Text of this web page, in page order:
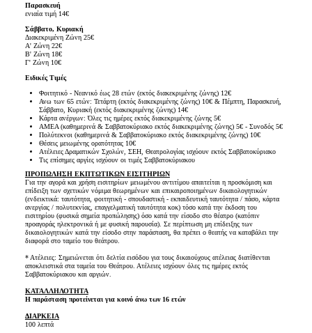
Παρασκευή
ενιαία τιμή 14€
Σάββατο, Κυριακή
Διακεκριμένη Ζώνη 25€
Α' Ζώνη 22€
Β' Ζώνη 18€
Γ' Ζώνη 10€
Ειδικές Τιμές
Φοιτητικό - Νεανικό έως 28 ετών (εκτός διακεκριμένης ζώνης) 12€
Ανω των 65 ετών: Τετάρτη (εκτός διακεκριμένης ζώνης) 10€ & Πέμπτη, Παρασκευή,
Σάββατο, Κυριακή (εκτός διακεκριμένης ζώνης) 14€
Κάρτα ανέργων: Όλες τις ημέρες εκτός διακεκριμένης ζώνης 5€
ΑΜΕΑ (καθημερινά & Σαββατοκύριακο εκτός διακεκριμένης ζώνης) 5€ - Συνοδός 5€
Πολύτεκνοι (καθημερινά & Σαββατοκύριακο εκτός διακεκριμένης ζώνης) 10€
Θέσεις μειωμένης ορατότητας 10€
Ατέλειες Δραματικών Σχολών, ΣΕΗ, Θεατρολογίας ισχύουν εκτός Σαββατοκύριακο
Τις επίσημες αργίες ισχύουν οι τιμές Σαββατοκύριακου
ΠΡΟΠΩΛΗΣΗ ΕΚΠΤΩΤΙΚΩΝ ΕΙΣΙΤΗΡΙΩΝ
Για την αγορά και χρήση εισιτηρίων μειωμένου αντιτίμου απαιτείται η προσκόμιση και
επίδειξη των σχετικών νόμιμα θεωρημένων και επικαιροποιημένων δικαιολογητικών
(ενδεικτικά: ταυτότητα, φοιτητική - σπουδαστική - εκπαιδευτική ταυτότητα / πάσο, κάρτα
ανεργίας / πολυτεκνίας, επαγγελματική ταυτότητα κοκ) τόσο κατά την έκδοση του
εισιτηρίου (φυσικά σημεία προπώλησης) όσο κατά την είσοδο στο θέατρο (κατόπιν
προαγοράς ηλεκτρονικά ή με φυσική παρουσία). Σε περίπτωση μη επίδειξης των
δικαιολογητικών κατά την είσοδο στην παράσταση, θα πρέπει ο θεατής να καταβάλει την
διαφορά στο ταμείο του θεάτρου.
* Ατέλειες: Σημειώνεται ότι δελτία εισόδου για τους δικαιούχους ατέλειας διατίθενται
αποκλειστικά στα ταμεία του Θεάτρου. Ατέλειες ισχύουν όλες τις ημέρες εκτός
Σαββατοκύριακου και αργιών.
ΚΑΤΑΛΛΗΛΟΤΗΤΑ
Η παράσταση προτείνεται για κοινό άνω των 16 ετών
ΔΙΑΡΚΕΙΑ
100 λεπτά